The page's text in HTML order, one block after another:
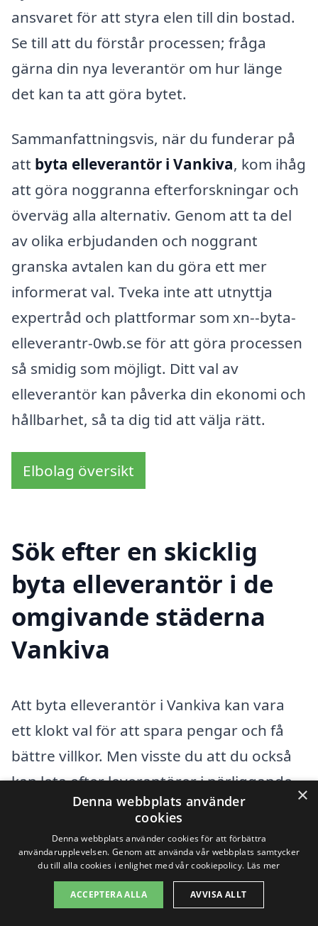
ansvaret för att styra elen till din bostad.
Se till att du förstår processen; fråga
gärna din nya leverantör om hur länge
det kan ta att göra bytet.
Sammanfattningsvis, när du funderar på
att byta elleverantör i Vankiva, kom ihåg
att göra noggranna efterforskningar och
överväg alla alternativ. Genom att ta del
av olika erbjudanden och noggrant
granska avtalen kan du göra ett mer
informerat val. Tveka inte att utnyttja
expertråd och plattformar som xn--byta-
elleverantr-0wb.se för att göra processen
så smidig som möjligt. Ditt val av
elleverantör kan påverka din ekonomi och
hållbarhet, så ta dig tid att välja rätt.
Elbolag översikt
Sök efter en skicklig
byta elleverantör i de
omgivande städerna
Vankiva
Att byta elleverantör i Vankiva kan vara
ett klokt val för att spara pengar och få
bättre villkor. Men visste du att du också
kan leta efter leverantörer i närliggande
städer? Det finns flera områden runt
Vankiva där du kan hitta bra alternativ till
din nuvarande elleverantör. Genom att
undersöka erbjudanden från städer som
Hässleholm, Norrviken,Torekov,
×
Denna webbplats använder
cookies
Denna webbplats använder cookies för att förbättra
användarupplevelsen. Genom att använda vår webbplats samtycker
du till alla cookies i enlighet med vår cookiepolicy. Läs mer
ACCEPTERA ALLA AVVISA ALLT